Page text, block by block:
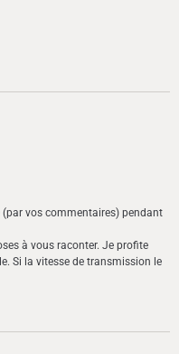
vos commentaires) pendant
à vous raconter. Je profite
Si la vitesse de transmission le